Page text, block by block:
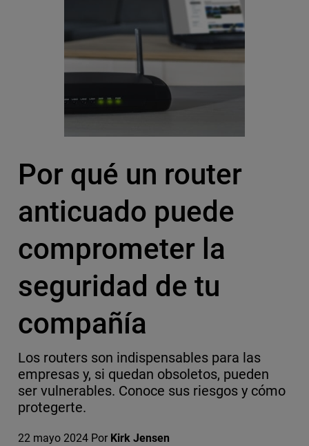
Por qué un router
anticuado puede
comprometer la
seguridad de tu
compañía
Los routers son indispensables para las
empresas y, si quedan obsoletos, pueden
ser vulnerables. Conoce sus riesgos y cómo
protegerte.
22 mayo 2024 Por Kirk Jensen